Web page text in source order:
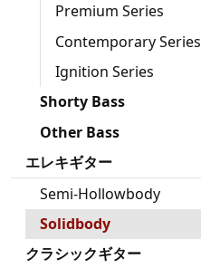
Premium Series
Contemporary Series
Ignition Series
Shorty Bass
Other Bass
エレキギター
Semi-Hollowbody
Solidbody
クラシックギター